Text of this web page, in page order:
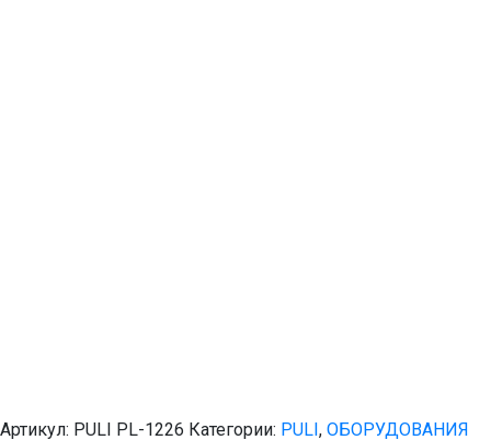
Артикул: PULI PL-1226 Категории: PULI, ОБОРУДОВАНИЯ